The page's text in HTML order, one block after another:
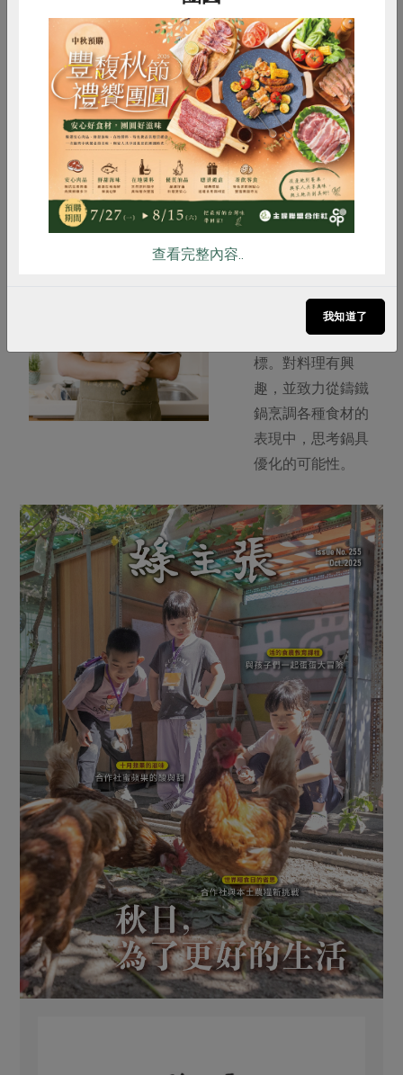
活動，認同合作社
的友善環境食材，
希望藉由好鍋具來
烹調，達到美味與
健康兼具。
料理示範者
林晏徹（大古鑄
鐵公司經理）
技術，希望藉此達
到淨零碳排的目
標。對料理有興
趣，並致力從鑄鐵
鍋烹調各種食材的
表現中，思考鍋具
優化的可能性。
惜食 RPET 食譜 減硝酸鹽
雞蛋 食安 共同購買
查看完整內容..
我知道了